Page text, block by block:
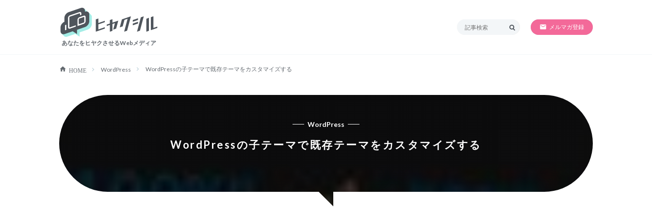
ヒャクシル
あなたをヒヤクさせるWebメディア
SORRY!!準備中
メルマガ登録
HOME WordPress WordPressの子テーマで既存テーマをカスタマイズする
WordPress
WordPressの子テーマで既存テーマをカスタマイズする